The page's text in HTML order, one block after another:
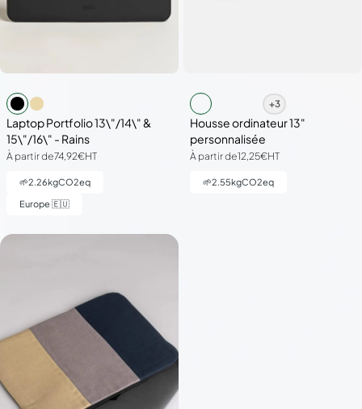
Laptop Portfolio 13\"/14\" &
15\"/16\" - Rains
À partir de74,92€HT
🌱2.26kgCO2eq
Europe 🇪🇺
+3
Housse ordinateur 13"
personnalisée
À partir de12,25€HT
🌱2.55kgCO2eq